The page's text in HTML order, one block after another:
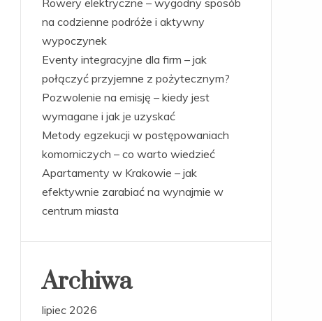
Rowery elektryczne – wygodny sposób
na codzienne podróże i aktywny
wypoczynek
Eventy integracyjne dla firm – jak
połączyć przyjemne z pożytecznym?
Pozwolenie na emisję – kiedy jest
wymagane i jak je uzyskać
Metody egzekucji w postępowaniach
komorniczych – co warto wiedzieć
Apartamenty w Krakowie – jak
efektywnie zarabiać na wynajmie w
centrum miasta
Archiwa
lipiec 2026